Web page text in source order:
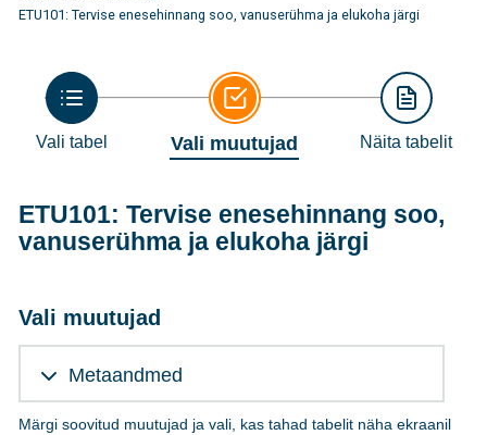
ETU101: Tervise enesehinnang soo, vanuserühma ja elukoha järgi
Vali tabel Vali muutujad Näita tabelit
ETU101: Tervise enesehinnang soo,
vanuserühma ja elukoha järgi
Vali muutujad
Metaandmed
Märgi soovitud muutujad ja vali, kas tahad tabelit näha ekraanil